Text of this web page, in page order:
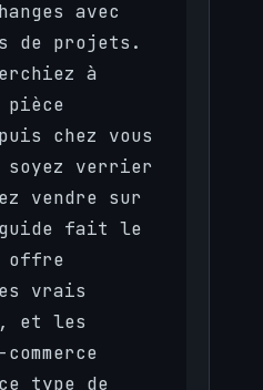
avec
de projets.
à
pièce
chez vous
soyez verrier
vendre sur
fait le
offre
vrais
et les
type de